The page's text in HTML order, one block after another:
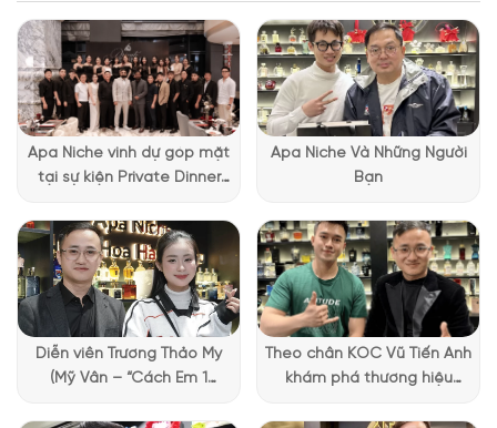
Thiết kế của Uniq Oud Forever Armaf
Nhìn vào Uniq Oud Forever, bạn sẽ ngay lập tức cảm nhận
màu trắng thanh lịch kết hợp các đường viền vàng ánh kim
toát lên sự sang trọng và đẳng cấp. Chai nước hoa bên trong
với màu hổ phách óng ánh, các họa tiết được chạm khắc tinh
xảo như một viên ngọc quý trong bộ sưu tập của bất kỳ ai.
Đặc biệt, thiết kế chai cầm chắc tay, gợi lên cảm giác vững
chãi nhưng vẫn mềm mại ở các góc cạnh – một sự kết hợp
đối lập đầy thú vị.
Apa Niche vinh dự góp mặt
tại sự kiện Private Dinner
Vietnam
Apa Niche Và Những Người
Bạn
Diễn viên Trương Thảo My
(Mỹ Vân – “Cách Em 1
Theo chân KOC Vũ Tiến Anh
khám phá thương hiệu